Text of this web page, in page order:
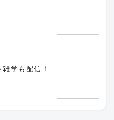
学も配信！